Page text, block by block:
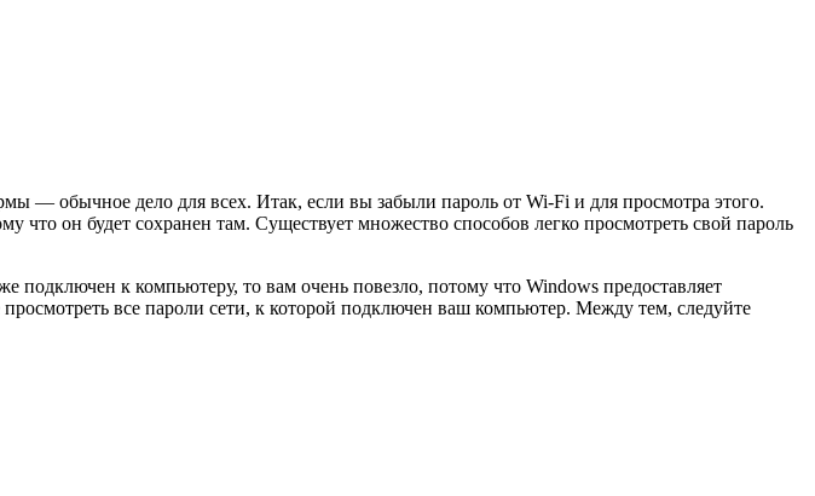
— обычное дело для всех. Итак, если вы забыли пароль от Wi-Fi и для просмотра этого.
что он будет сохранен там. Существует множество способов легко просмотреть свой пароль
к компьютеру, то вам очень повезло, потому что Windows предоставляет
все пароли сети, к которой подключен ваш компьютер. Между тем, следуйте